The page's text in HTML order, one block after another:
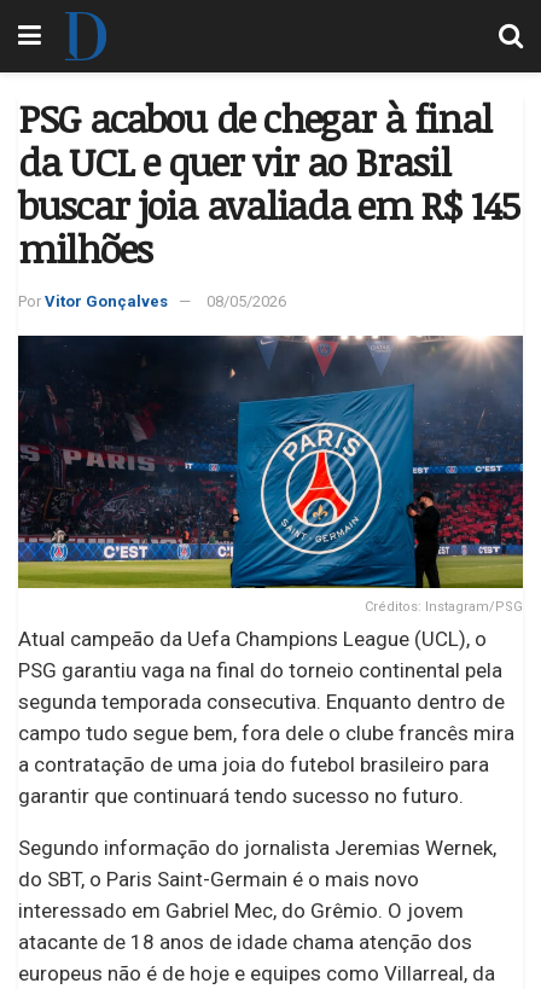
PSG acabou de chegar à final
da UCL e quer vir ao Brasil
buscar joia avaliada em R$ 145
milhões
Por Vitor Gonçalves 08/05/2026
Créditos: Instagram/PSG
Atual campeão da Uefa Champions League (UCL), o
PSG garantiu vaga na final do torneio continental pela
segunda temporada consecutiva. Enquanto dentro de
campo tudo segue bem, fora dele o clube francês mira
a contratação de uma joia do futebol brasileiro para
garantir que continuará tendo sucesso no futuro.
Segundo informação do jornalista Jeremias Wernek,
do SBT, o Paris Saint-Germain é o mais novo
interessado em Gabriel Mec, do Grêmio. O jovem
atacante de 18 anos de idade chama atenção dos
europeus não é de hoje e equipes como Villarreal, da